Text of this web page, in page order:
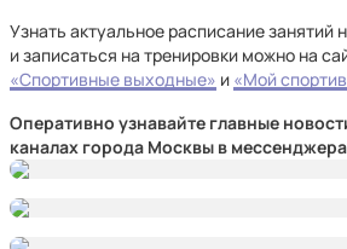
Узнать актуальное расписание занятий
и записаться на тренировки можно на
«Спортивные выходные» и «Мой
Оперативно узнавайте главные
каналах города Москвы в